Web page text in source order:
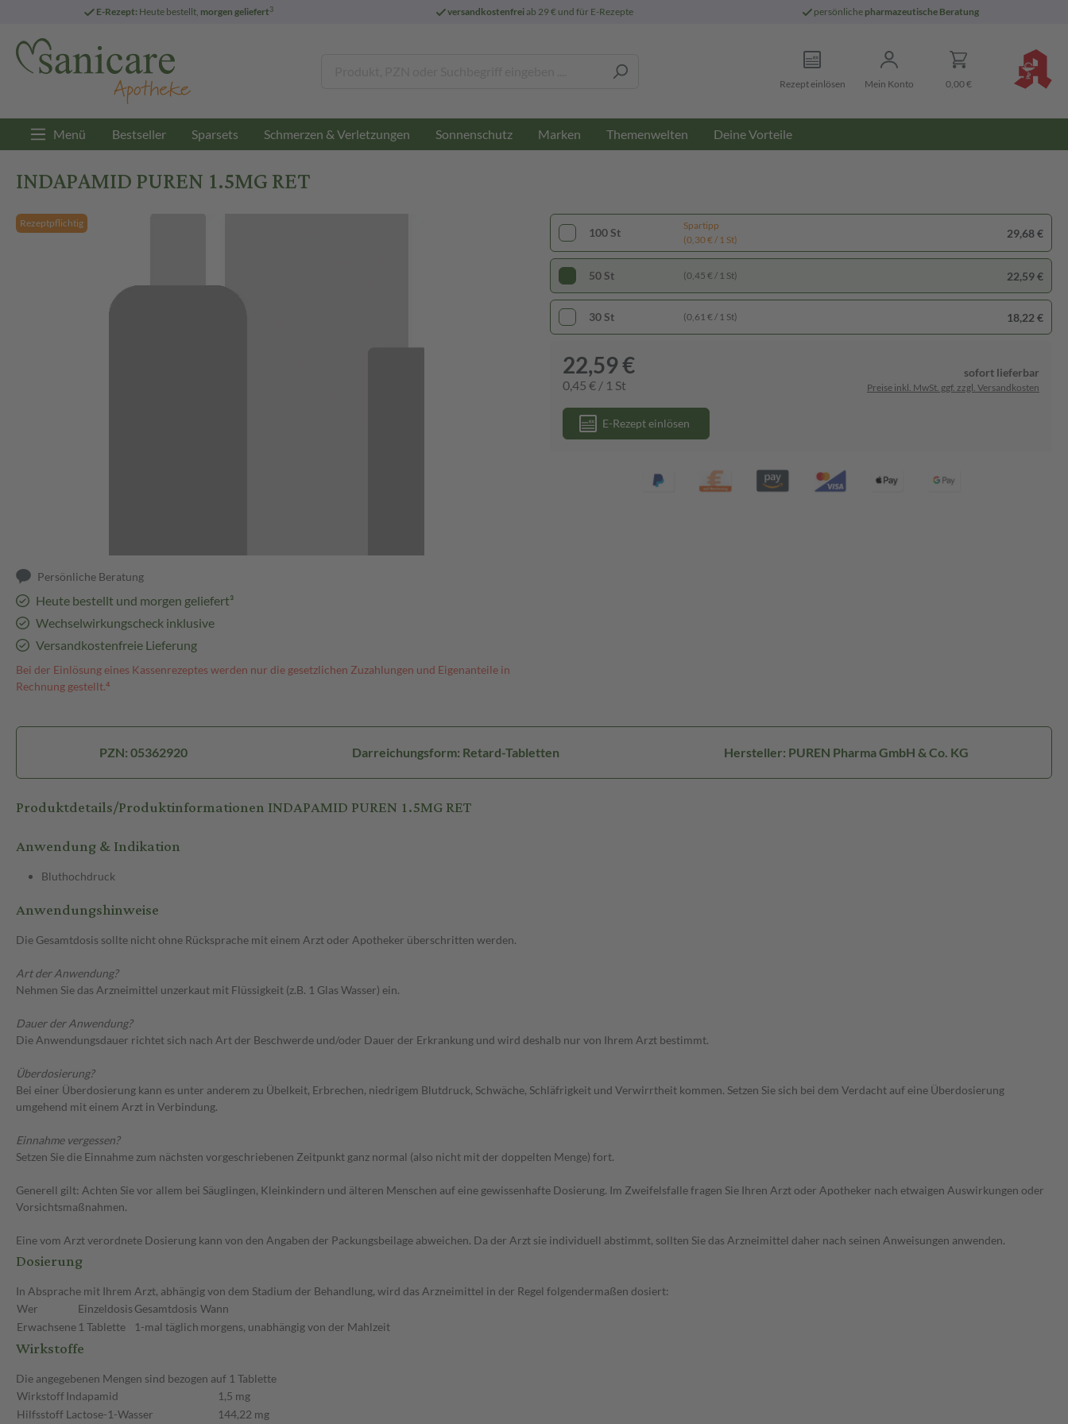
E-Rezept: Heute bestellt, morgen geliefert3 versandkostenfreiab 29 € und für E-Rezepte persönliche pharmazeutische Beratung
Rezept einlösen Mein Konto 0,00 €
Menü Bestseller Sparsets Schmerzen & Verletzungen Sonnenschutz Marken Themenwelten Deine Vorteile
INDAPAMID PUREN 1.5MG RET
Rezeptpflichtig
Persönliche Beratung
Heute bestellt und morgen geliefert³
Wechselwirkungscheck inklusive
Versandkostenfreie Lieferung
Bei der Einlösung eines Kassenrezeptes werden nur die gesetzlichen Zuzahlungen und Eigenanteile in
Rechnung gestellt.⁴
100 St
Spartipp
(0,30 € / 1 St)
29,68 €
50 St (0,45 € / 1 St) 22,59 €
30 St (0,61 € / 1 St) 18,22 €
22,59 €
0,45 € / 1 St
sofort lieferbar
Preise inkl. MwSt. ggf. zzgl. Versandkosten
E-Rezept einlösen
PZN: 05362920 Darreichungsform: Retard-Tabletten Hersteller: PUREN Pharma GmbH & Co. KG
Produktdetails/Produktinformationen INDAPAMID PUREN 1.5MG RET
Anwendung & Indikation
Bluthochdruck
Anwendungshinweise
Die Gesamtdosis sollte nicht ohne Rücksprache mit einem Arzt oder Apotheker überschritten werden.
Art der Anwendung?
Nehmen Sie das Arzneimittel unzerkaut mit Flüssigkeit (z.B. 1 Glas Wasser) ein.
Dauer der Anwendung?
Die Anwendungsdauer richtet sich nach Art der Beschwerde und/oder Dauer der Erkrankung und wird deshalb nur von Ihrem Arzt bestimmt.
Überdosierung?
Bei einer Überdosierung kann es unter anderem zu Übelkeit, Erbrechen, niedrigem Blutdruck, Schwäche, Schläfrigkeit und Verwirrtheit kommen. Setzen Sie sich bei dem Verdacht auf eine Überdosierung
umgehend mit einem Arzt in Verbindung.
Einnahme vergessen?
Setzen Sie die Einnahme zum nächsten vorgeschriebenen Zeitpunkt ganz normal (also nicht mit der doppelten Menge) fort.
Generell gilt: Achten Sie vor allem bei Säuglingen, Kleinkindern und älteren Menschen auf eine gewissenhafte Dosierung. Im Zweifelsfalle fragen Sie Ihren Arzt oder Apotheker nach etwaigen Auswirkungen oder
Vorsichtsmaßnahmen.
Eine vom Arzt verordnete Dosierung kann von den Angaben der Packungsbeilage abweichen. Da der Arzt sie individuell abstimmt, sollten Sie das Arzneimittel daher nach seinen Anweisungen anwenden.
Dosierung
In Absprache mit Ihrem Arzt, abhängig von dem Stadium der Behandlung, wird das Arzneimittel in der Regel folgendermaßen dosiert:
Wer
Einzeldosis Gesamtdosis Wann
Erwachsene 1 Tablette 1-mal täglich morgens, unabhängig von der Mahlzeit
Wirkstoffe
Die angegebenen Mengen sind bezogen auf 1 Tablette
WirkstoffIndapamid
1,5 mg
Hilfsstoff Lactose-1-Wasser
144,22 mg